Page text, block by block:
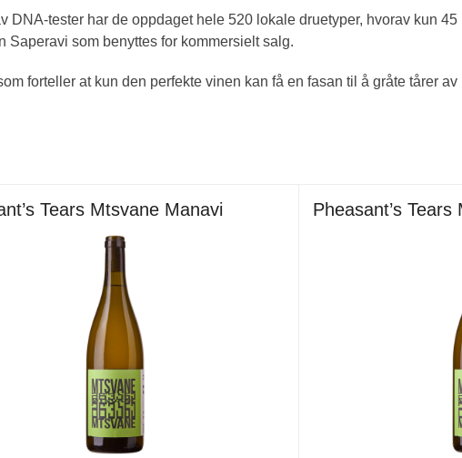
tester har de oppdaget hele 520 lokale druetyper, hvorav kun
som benyttes for kommersielt salg.
forteller at kun den perfekte vinen kan få en fasan til å gråte tårer av
Tears Mtsvane Manavi Pheasant’s Tears